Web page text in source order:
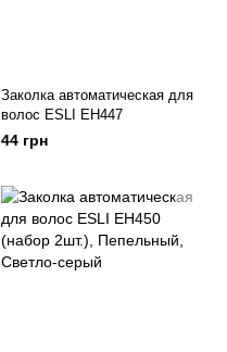
Заколка автоматическая для
волос ESLI EH447
44 грн